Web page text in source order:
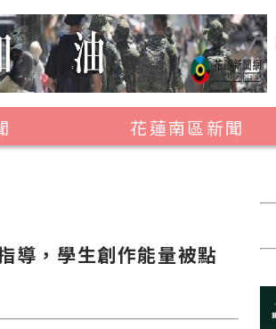
花蓮南區新聞
富里鄉
導，學生創作能量被點